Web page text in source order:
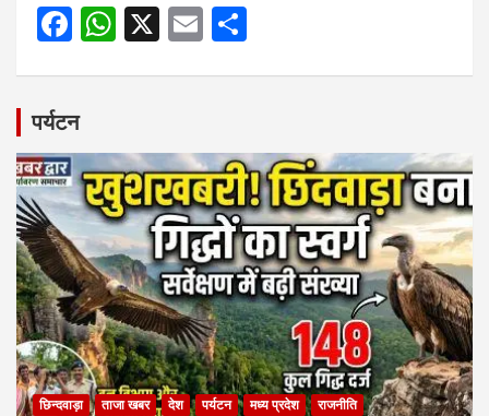
F
b
o
o
k
W
A
p
p
X
E
पर्यटन
छिन्दवाड़ा ताजा खबर देश पर्यटन मध्य प्रदेश राजनीति